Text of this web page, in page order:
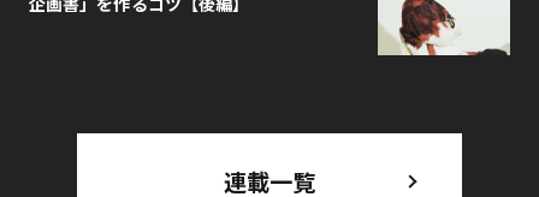
企画書」を作るコツ【後編】
連載一覧